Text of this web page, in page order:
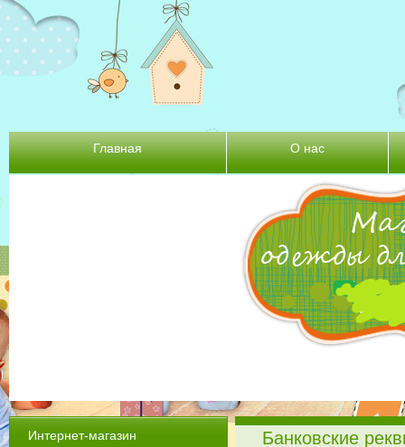
Главная О нас
Интернет-магазин Банковские